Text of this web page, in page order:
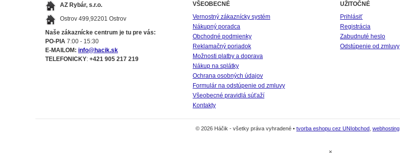
AZ Rybár, s.r.o.
Ostrov 499,92201 Ostrov
Naše zákaznícke centrum je tu pre vás:
PO-PIA 7:00 - 15:30
E-MAILOM: info@hacik.sk
TELEFONICKY: +421 905 217 219
VŠEOBECNÉ
Vernostný zákaznícky systém
Nákupný poradca
Obchodné podmienky
Reklamačný poriadok
Možnosti platby a doprava
Nákup na splátky
Ochrana osobných údajov
Formulár na odstúpenie od zmluvy
Všeobecné pravidlá súťaží
Kontakty
UŽITOČNÉ
Prihlásiť
Registrácia
Zabudnuté heslo
Odstúpenie od zmluvy
© 2026 Háčik - všetky práva vyhradené • tvorba eshopu cez UNIobchod webhosting